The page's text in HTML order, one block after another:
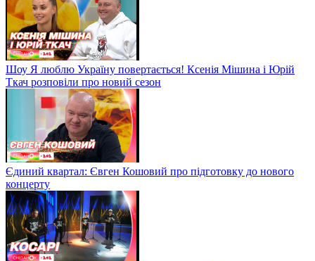
Шоу Я люблю Україну повертається! Ксенія Мішина і Юрій
Ткач розповіли про новий сезон
Єдиний квартал: Євген Кошовий про підготовку до нового
концерту